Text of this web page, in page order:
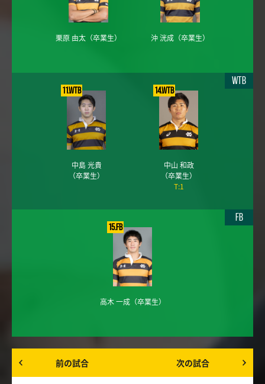
栗原 由太 （卒業生） 沖 洸成（卒業生）
11.WTB
中島 光貴
（卒業生）
14.WTB
中山 和政
（卒業生）
T:1
WTB
15.FB
高木 一成（卒業生）
FB
前の試合 次の試合